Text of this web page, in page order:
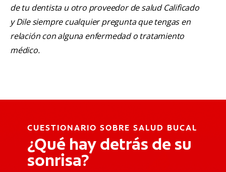
de tu dentista u otro proveedor de salud Calificado
y Dile siempre cualquier pregunta que tengas en
relación con alguna enfermedad o tratamiento
médico.
CUESTIONARIO SOBRE SALUD BUCAL
¿Qué hay detrás de su
sonrisa?